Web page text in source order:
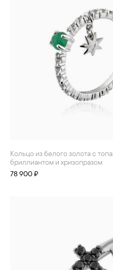
Кольцо из белого золота с топазами,
бриллиантом и хризопразом
78 900 ₽